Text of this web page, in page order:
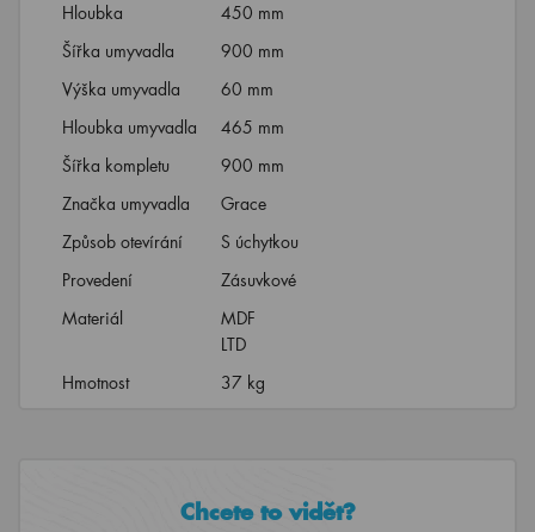
Hloubka
450 mm
Šířka umyvadla
900 mm
Výška umyvadla
60 mm
Hloubka umyvadla
465 mm
Šířka kompletu
900 mm
Značka umyvadla
Grace
Způsob otevírání
S úchytkou
Provedení
Zásuvkové
Materiál
MDF
LTD
Hmotnost
37 kg
Chcete to vidět?